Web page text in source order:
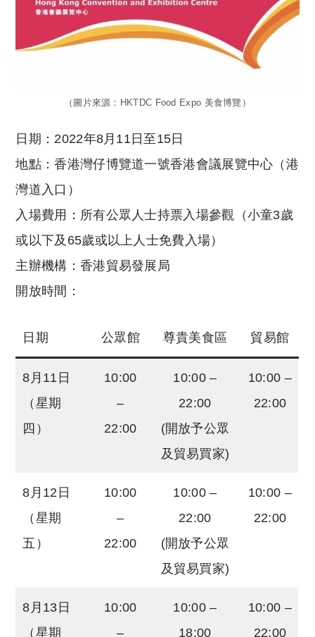
（圖片來源：HKTDC Food Expo 美食博覽）
日期：2022年8月11日至15日
地點：香港灣仔博覽道一號香港會議展覽中心（港
灣道入口）
入場費用：所有公眾人士持票入場參觀（小童3歲
或以下及65歲或以上人士免費入場）
主辦機構：香港貿易發展局
開放時間：
日期 公眾館 尊貴美食區 貿易館
8月11日
（星期
四）
10:00
–
22:00
10:00 –
22:00
(開放予公眾
及貿易買家)
10:00 –
22:00
8月12日
（星期
五）
10:00
–
22:00
10:00 –
22:00
(開放予公眾
及貿易買家)
10:00 –
22:00
8月13日
（星期
10:00
–
10:00 –
18:00
10:00 –
22:00